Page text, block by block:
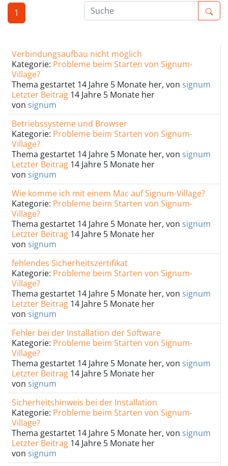
1
Verbindungsaufbau nicht möglich
Kategorie: Probleme beim Starten von Signum-
Village?
Thema gestartet 14 Jahre 5 Monate her, von signum
Letzter Beitrag 14 Jahre 5 Monate her
von signum
Betriebssysteme und Browser
Kategorie: Probleme beim Starten von Signum-
Village?
Thema gestartet 14 Jahre 5 Monate her, von signum
Letzter Beitrag 14 Jahre 5 Monate her
von signum
Wie komme ich mit einem Mac auf Signum-Village?
Kategorie: Probleme beim Starten von Signum-
Village?
Thema gestartet 14 Jahre 5 Monate her, von signum
Letzter Beitrag 14 Jahre 5 Monate her
von signum
fehlendes Sicherheitszertifikat
Kategorie: Probleme beim Starten von Signum-
Village?
Thema gestartet 14 Jahre 5 Monate her, von signum
Letzter Beitrag 14 Jahre 5 Monate her
von signum
Fehler bei der Installation der Software
Kategorie: Probleme beim Starten von Signum-
Village?
Thema gestartet 14 Jahre 5 Monate her, von signum
Letzter Beitrag 14 Jahre 5 Monate her
von signum
Sicherheitshinweis bei der Installation
Kategorie: Probleme beim Starten von Signum-
Village?
Thema gestartet 14 Jahre 5 Monate her, von signum
Letzter Beitrag 14 Jahre 5 Monate her
von signum